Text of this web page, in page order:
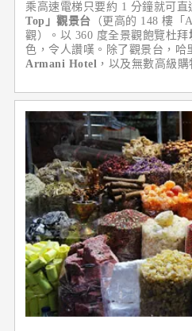
乘高速電梯只要約 1 分鐘就可直
Top」觀景台 （更高的 148 樓
觀）。以 360 度全景觀飽覽杜拜
色，令人讚嘆。除了觀景台，哈
Armani Hotel ，以及無數高級購